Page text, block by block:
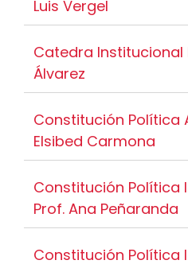
Luis Vergel
Catedra Institucional
Álvarez
Constitución Política
Elsibed Carmona
Constitución Política
Prof. Ana Peñaranda
Constitución Política